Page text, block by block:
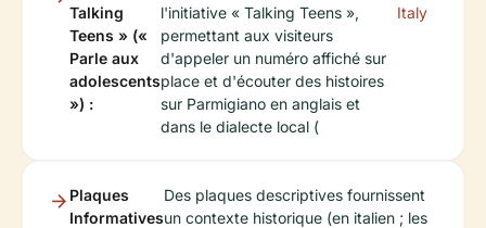
Talking
Teens » («
Parle aux
adolescents
») :
l'initiative « Talking Teens »,
permettant aux visiteurs
d'appeler un numéro affiché sur
place et d'écouter des histoires
sur Parmigiano en anglais et
dans le dialecte local (
Italy
Plaques
Informatives
Des plaques descriptives fournissent
un contexte historique (en italien ; les